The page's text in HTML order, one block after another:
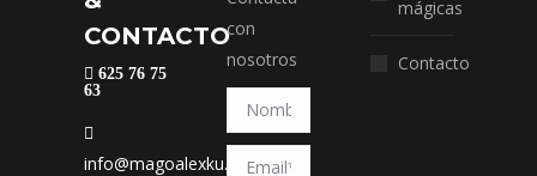
CONTACTO
625 76 75
63
info@magoalexku.com
con
nosotros
mágicas
Contacto